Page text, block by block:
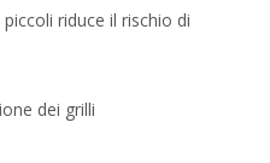
riduce il rischio di
dei grilli